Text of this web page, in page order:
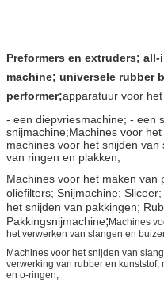
Preformers en extruders;
machine; universele rubber
performer;apparatuur voor
- een diepvriesmachine; - een
snijmachine;Machines voor
machines voor het snijden
van ringen en plakken;
Machines voor het maken van
oliefilters; Snijmachine;
het snijden van pakkingen;
Pakkingsnijmachine;Machines
het verwerken van slangen en
Machines voor het snijden van
verwerking van rubber en
en o-ringen;